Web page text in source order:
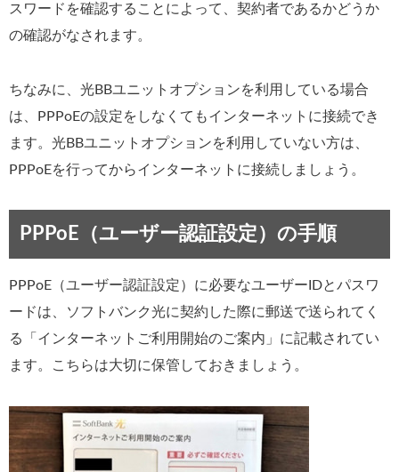
スワードを確認することによって、契約者であるかどうか
の確認がなされます。
ちなみに、光BBユニットオプションを利用している場合
は、PPPoEの設定をしなくてもインターネットに接続でき
ます。光BBユニットオプションを利用していない方は、
PPPoEを行ってからインターネットに接続しましょう。
PPPoE（ユーザー認証設定）の手順
PPPoE（ユーザー認証設定）に必要なユーザーIDとパスワ
ードは、ソフトバンク光に契約した際に郵送で送られてく
る「インターネットご利用開始のご案内」に記載されてい
ます。こちらは大切に保管しておきましょう。